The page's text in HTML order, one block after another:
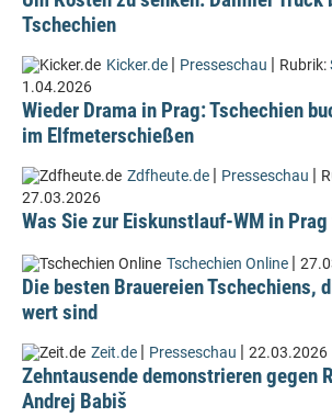
Tschechien
Kicker.de | Presseschau | Rubrik:
1.04.2026
Wieder Drama in Prag: Tschechien
im Elfmeterschießen
Zdfheute.de | Presseschau |
27.03.2026
Was Sie zur Eiskunstlauf-WM in
Tschechien Online |
Die besten Brauereien Tschechiens,
wert sind
Zeit.de | Presseschau | 22.03.2026
Zehntausende demonstrieren gegen
Andrej Babiš